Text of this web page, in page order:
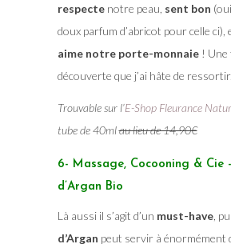
respectenotre peau, sent bon
doux parfum d’abricot pour celle ci),
aime notre porte-monnaie! Une
découverte que j’ai hâte de ressortir.
Trouvable sur l’E-Shop Fleurance
tube de 40mlau lieu de 14,90€
6- Massage, Cocooning & Cie -
d’Argan Bio
Là aussi il s’agit d’un must-have,
d’Argan peut servir à énormément